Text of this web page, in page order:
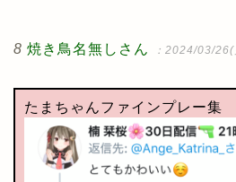
8 焼き鳥名無しさん ：2024/03/
たまちゃんファインプレー集